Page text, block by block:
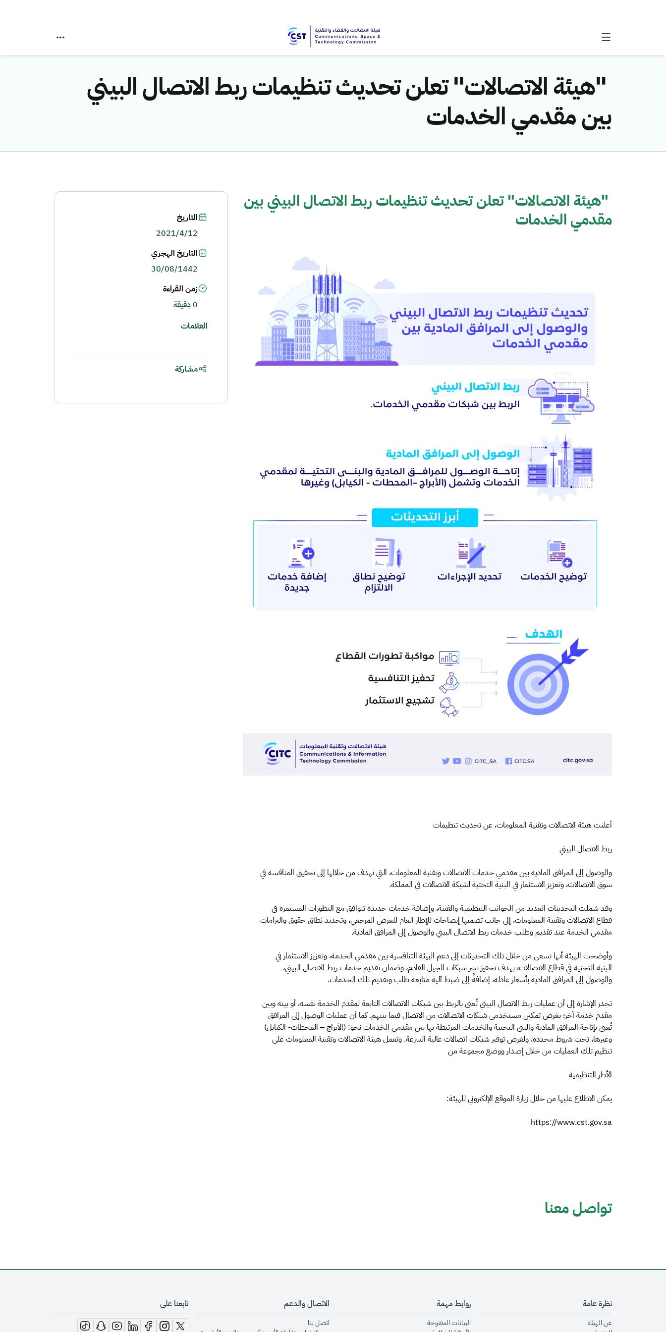
‬ "هيئة الاتصالات" تعلن تحديث تنظيمات ربط الاتصال البيني
بين مقدمي الخدمات
‬ "هيئة الاتصالات" تعلن تحديث تنظيمات ربط الاتصال البيني بين
مقدمي الخدمات
أعلنت هيئة الاتصالات وتقنية المعلومات، عن تحديث تنظيمات
ربط الاتصال البيني
والوصول إلى المرافق المادية بين مقدمي خدمات الاتصالات وتقنية المعلومات، التي تهدف من خلالها إلى تحقيق المنافسة في
سوق الاتصالات، وتعزيز الاستثمار في البنية التحتية لشبكة الاتصالات في المملكة.
وقد شملت التحديثات العديد من الجوانب التنظيمية والفنية، وإضافة خدمات جديدة تتوافق مع التطورات المستمرة في
قطاع الاتصالات وتقنية المعلومات، إلى جانب تضمنها إيضاحات للإطار العام للعرض المرجعي، وتحديد نطاق حقوق والتزامات
مقدمي الخدمة عند تقديم وطلب خدمات ربط الاتصال البيني والوصول إلى المرافق المادية.
وأوضحت الهيئة أنها تسعى من خلال تلك التحديثات إلى دعم البيئة التنافسية بين مقدمي الخدمة، وتعزيز الاستثمار في
البنية التحتية في قطاع الاتصالات؛ بهدف تحفيز نشر شبكات الجيل القادم، وضمان تقديم خدمات ربط الاتصال البيني،
والوصول إلى المرافق المادية بأسعار عادلة، إضافةً إلى ضبط آلية متابعة طلب وتقديم تلك الخدمات.
تجدر الإشارة إلى أن عمليات ربط الاتصال البيني تُعنى بالربط بين شبكات الاتصالات التابعة لمقدم الخدمة نفسه، أو بينه وبين
مقدم خدمة آخر؛ بغرض تمكين مستخدمي شبكات الاتصالات من الاتصال فيما بينهم. كما أن عمليات الوصول إلى المرافق
تُعنى بإتاحة المرافق المادية والبنى التحتية والخدمات المرتبطة بها بين مقدمي الخدمات نحو: (الأبراج – المحطات- الكيابل)
وغيرها، تحت شروط محددة، ولغرض توفير شبكات اتصالات عالية السرعة. وتعمل هيئة الاتصالات وتقنية المعلومات على
تنظيم تلك العمليات من خلال إصدار ووضع مجموعة من
الأطر التنظيمية
يمكن الاطلاع عليها من خلال زيارة الموقع الإلكتروني للهيئة:
https://www.cst.gov.sa
التاريخ
2021/4/12
التاريخ الهجري
30/08/1442
زمن القراءة
0 دقيقة
العلامات
مشاركة
تواصل معنا
نظرة عامة
عن الهيئةopens in new window
روابط مهمة
البيانات المفتوحةopens in new window
الاتصال والدعم
اتصل بنا
تابعنا على
opens in new window
opens in new window
opens in new window
opens in new window
opens in new window
opens in new window
opens in new window